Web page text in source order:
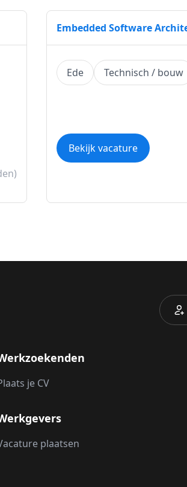
Embedded Software
Ede Technisch / bouw
Bekijk vacature
je CV
plaatsen